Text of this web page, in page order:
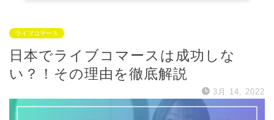
ライブコマース
日本でライブコマースは成功しな
い？！その理由を徹底解説
3月 14, 2022